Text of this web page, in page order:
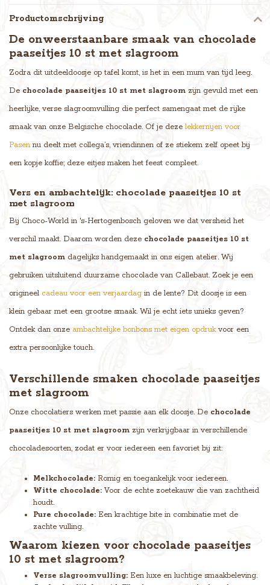
Productomschrijving
De onweerstaanbare smaak van chocolade
paaseitjes 10 st met slagroom
Zodra dit uitdeeldoosje op tafel komt, is het in een mum van tijd leeg.
De chocolade paaseitjes 10 st met slagroom zijn gevuld met een
heerlijke, verse slagroomvulling die perfect samengaat met de rijke
smaak van onze Belgische chocolade. Of je deze lekkernijen voor
Pasen nu deelt met collega’s, vriendinnen of ze stiekem zelf opeet bij
een kopje koffie; deze eitjes maken het feest compleet.
Vers en ambachtelijk: chocolade paaseitjes 10 st
met slagroom
Bij Choco-World in 's-Hertogenbosch geloven we dat versheid het
verschil maakt. Daarom worden deze chocolade paaseitjes 10 st
met slagroom dagelijks handgemaakt in ons eigen atelier. Wij
gebruiken uitsluitend duurzame chocolade van Callebaut. Zoek je een
origineel cadeau voor een verjaardag in de lente? Dit doosje is een
klein gebaar met een grootse smaak. Wil je echt iets unieks geven?
Ontdek dan onze ambachtelijke bonbons met eigen opdrukvoor een
extra persoonlijke touch.
Verschillende smaken chocolade paaseitjes
met slagroom
Onze chocolatiers werken met passie aan elk doosje. De chocolade
paaseitjes 10 st met slagroom zijn verkrijgbaar in verschillende
chocoladesoorten, zodat er voor iedereen een favoriet bij zit:
Melkchocolade: Romig en toegankelijk voor iedereen.
Witte chocolade: Voor de echte zoetekauw die van zachtheid
houdt.
Pure chocolade: Een krachtige bite in combinatie met de
zachte vulling.
Waarom kiezen voor chocolade paaseitjes
10 st met slagroom?
Verse slagroomvulling: Een luxe en luchtige smaakbeleving.